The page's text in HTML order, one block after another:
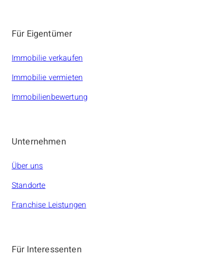
Für Eigentümer
Immobilie verkaufen
Immobilie vermieten
Immobilienbewertung
Unternehmen
Über uns
Standorte
Franchise Leistungen
Für Interessenten